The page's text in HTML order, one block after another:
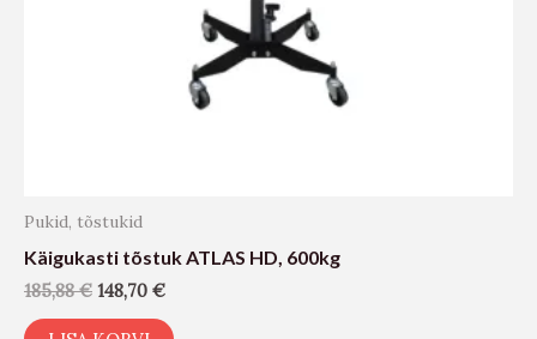
Pukid, tõstukid
Käigukasti tõstuk ATLAS HD, 600kg
185,88€ 148,70 €